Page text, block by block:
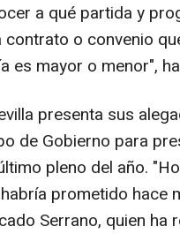
a qué partida y
o convenio
es mayor o menor",
presenta sus
de Gobierno para
pleno del año.
prometido hace
Serrano, quien